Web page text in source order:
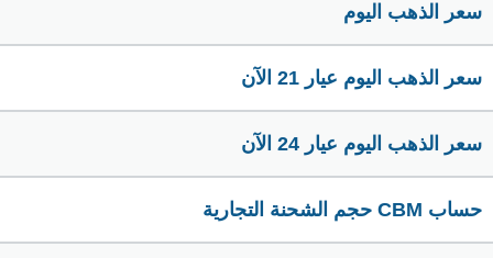
سعر الذهب اليوم
سعر الذهب اليوم عيار 21 الآن
سعر الذهب اليوم عيار 24 الآن
حساب CBM حجم الشحنة التجارية